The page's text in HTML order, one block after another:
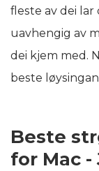
fleste av dei lar
uavhengig av
dei kjem med.
beste
Beste
for Mac